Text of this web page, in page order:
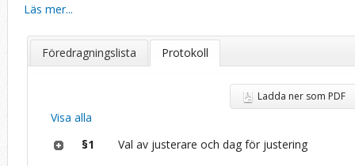
Läs mer...
Föredragningslista Protokoll
Ladda ner som PDF
Visa alla
§1
Val av justerare och dag för justering